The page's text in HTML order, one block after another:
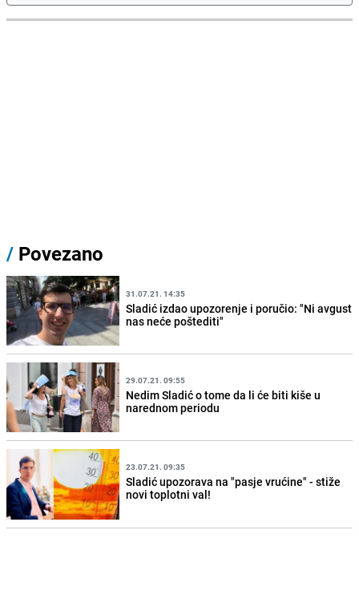
/ Povezano
31.07.21. 14:35
Sladić izdao upozorenje i poručio: "Ni avgust
nas neće poštediti"
29.07.21. 09:55
Nedim Sladić o tome da li će biti kiše u
narednom periodu
23.07.21. 09:35
Sladić upozorava na "pasje vrućine" - stiže
novi toplotni val!